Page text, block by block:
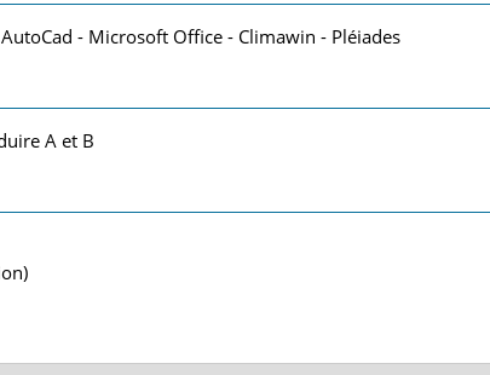
- Microsoft Office - Climawin - Pléiades
A et B